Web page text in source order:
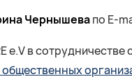
Чернышевапо E-
e.V в сотрудничестве